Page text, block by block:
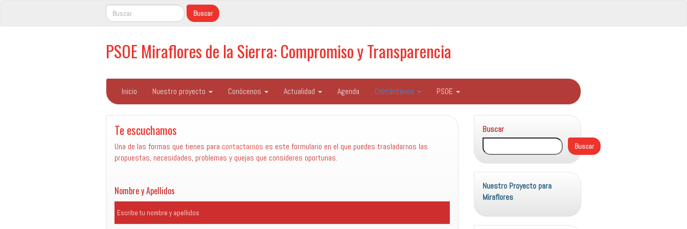
PSOE Miraflores de la Sierra: Compromiso y Transparencia
Inicio Nuestro proyecto Conócenos Actualidad Agenda Contáctanos PSOE
Te escuchamos
Una de las formas que tienes para contactarnos es este formulario en el que puedes trasladarnos las
propuestas, necesidades, problemas y quejas que consideres oportunas.
Nombre y Apellidos
Buscar
Buscar
Nuestro Proyecto para
Miraflores